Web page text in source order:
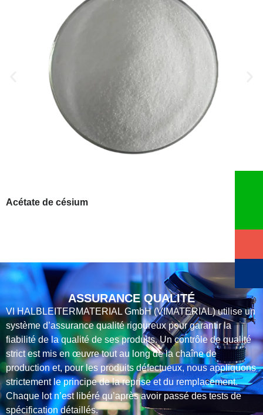
Acétate de césium
ASSURANCE QUALITÉ
VI HALBLEITERMATERIAL GmbH (VIMATERIAL) utilise un
système d’assurance qualité rigoureux pour garantir la
fiabilité de la qualité de ses produits. Un contrôle de qualité
strict est mis en œuvre tout au long de la chaîne de
production et, pour les produits défectueux, nous appliquons
strictement le principe de la reprise et du remplacement.
Chaque lot n’est libéré qu’après avoir passé des tests de
spécification détaillés.